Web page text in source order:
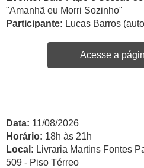
"Amanhã eu Morri Sozinho"
Participante: Lucas Barros
Acesse a
Data: 11/08/2026
Horário: 18h às 21h
Local: Livraria Martins Fontes
509 - Piso Térreo